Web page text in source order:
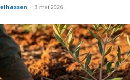
- 3 mai 2026